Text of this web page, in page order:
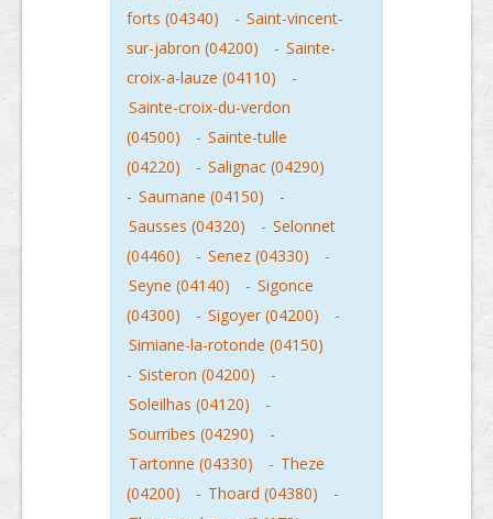
forts (04340)
- Saint-vincent-
sur-jabron (04200)
- Sainte-
croix-a-lauze (04110)
-
Sainte-croix-du-verdon
(04500)
- Sainte-tulle
(04220)
- Salignac (04290)
- Saumane (04150)
-
Sausses (04320)
- Selonnet
(04460)
- Senez (04330)
-
Seyne (04140)
- Sigonce
(04300)
- Sigoyer (04200)
-
Simiane-la-rotonde (04150)
- Sisteron (04200)
-
Soleilhas (04120)
-
Sourribes (04290)
-
Tartonne (04330)
- Theze
(04200)
- Thoard (04380)
-